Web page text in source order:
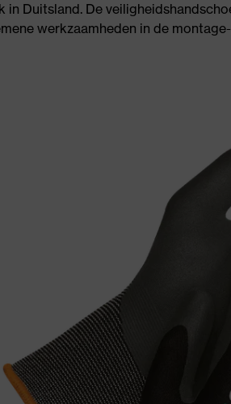
Duitsland. De
werkzaamheden in de